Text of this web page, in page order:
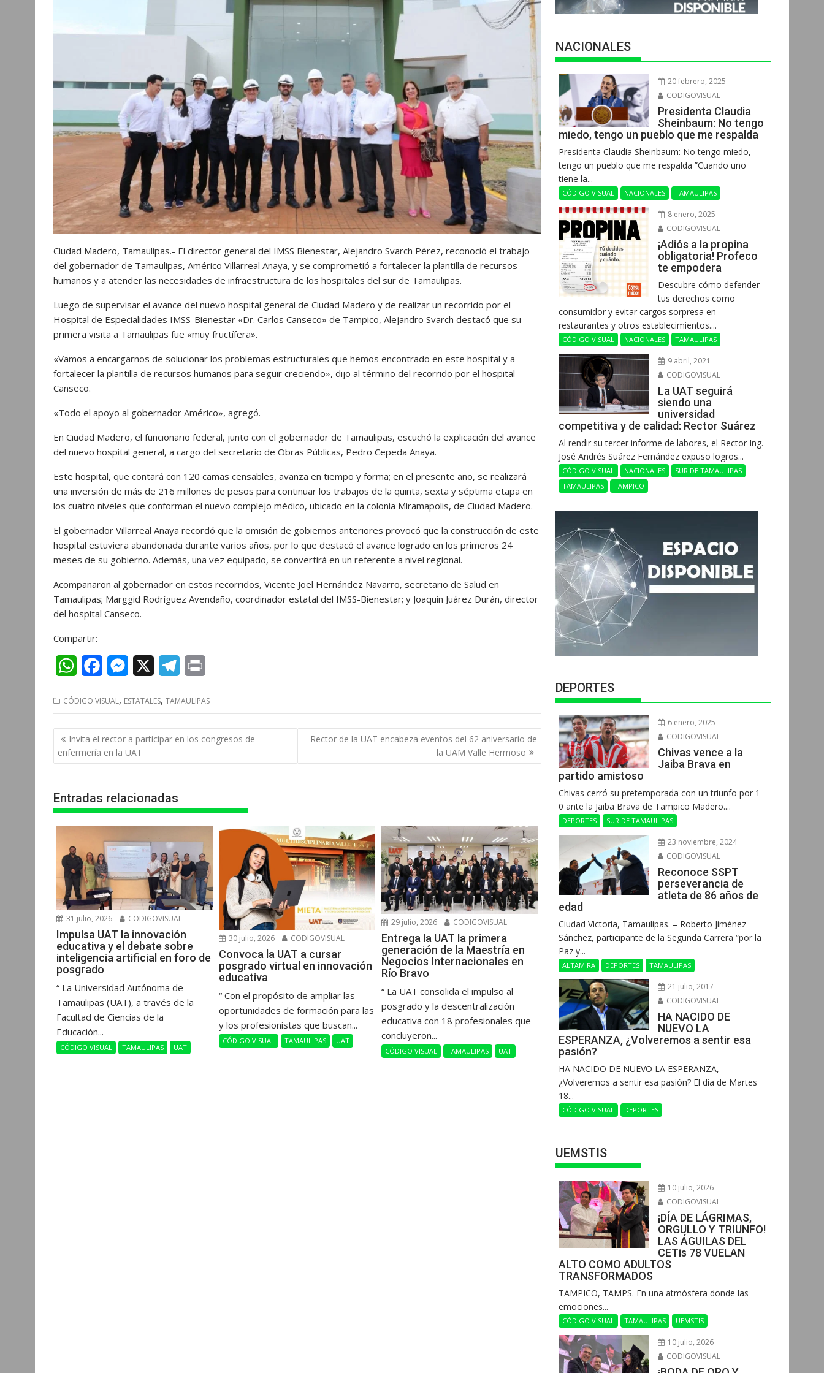
Ciudad Madero, Tamaulipas.- El director general del IMSS Bienestar, Alejandro Svarch Pérez, reconoció el trabajo
del gobernador de Tamaulipas, Américo Villarreal Anaya, y se comprometió a fortalecer la plantilla de recursos
humanos y a atender las necesidades de infraestructura de los hospitales del sur de Tamaulipas.
Luego de supervisar el avance del nuevo hospital general de Ciudad Madero y de realizar un recorrido por el
Hospital de Especialidades IMSS-Bienestar «Dr. Carlos Canseco» de Tampico, Alejandro Svarch destacó que su
primera visita a Tamaulipas fue «muy fructífera».
«Vamos a encargarnos de solucionar los problemas estructurales que hemos encontrado en este hospital y a
fortalecer la plantilla de recursos humanos para seguir creciendo», dijo al término del recorrido por el hospital
Canseco.
«Todo el apoyo al gobernador Américo», agregó.
En Ciudad Madero, el funcionario federal, junto con el gobernador de Tamaulipas, escuchó la explicación del avance
del nuevo hospital general, a cargo del secretario de Obras Públicas, Pedro Cepeda Anaya.
Este hospital, que contará con 120 camas censables, avanza en tiempo y forma; en el presente año, se realizará
una inversión de más de 216 millones de pesos para continuar los trabajos de la quinta, sexta y séptima etapa en
los cuatro niveles que conforman el nuevo complejo médico, ubicado en la colonia Miramapolis, de Ciudad Madero.
El gobernador Villarreal Anaya recordó que la omisión de gobiernos anteriores provocó que la construcción de este
hospital estuviera abandonada durante varios años, por lo que destacó el avance logrado en los primeros 24
meses de su gobierno. Además, una vez equipado, se convertirá en un referente a nivel regional.
Acompañaron al gobernador en estos recorridos, Vicente Joel Hernández Navarro, secretario de Salud en
Tamaulipas; Marggid Rodríguez Avendaño, coordinador estatal del IMSS-Bienestar; y Joaquín Juárez Durán, director
del hospital Canseco.
Compartir:
W
a
t
s
p
c
e
b
k
s
s
e
e
l
e
m
i
n
CÓDIGO VISUAL, ESTATALES, TAMAULIPAS
Navegación
de
entradas
Invita el rector a participar en los congresos de
enfermería en la UAT
Rector de la UAT encabeza eventos del 62 aniversario de
la UAM Valle Hermoso
Entradas relacionadas
31 julio, 2026 CODIGOVISUAL
Impulsa UAT la innovación
educativa y el debate sobre
inteligencia artificial en foro de
posgrado
“ La Universidad Autónoma de
Tamaulipas (UAT), a través de la
Facultad de Ciencias de la
Educación...
CÓDIGO VISUAL TAMAULIPAS UAT
30 julio, 2026 CODIGOVISUAL
Convoca la UAT a cursar
posgrado virtual en innovación
educativa
“ Con el propósito de ampliar las
oportunidades de formación para las
y los profesionistas que buscan...
CÓDIGO VISUAL TAMAULIPAS UAT
29 julio, 2026 CODIGOVISUAL
Entrega la UAT la primera
generación de la Maestría en
Negocios Internacionales en
Río Bravo
“ La UAT consolida el impulso al
posgrado y la descentralización
educativa con 18 profesionales que
concluyeron...
CÓDIGO VISUAL TAMAULIPAS UAT
NACIONALES
20 febrero, 2025
CODIGOVISUAL
Presidenta Claudia
Sheinbaum: No tengo
miedo, tengo un pueblo que me respalda
Presidenta Claudia Sheinbaum: No tengo miedo,
tengo un pueblo que me respalda ”Cuando uno
tiene la...
CÓDIGO VISUAL NACIONALES TAMAULIPAS
8 enero, 2025
CODIGOVISUAL
¡Adiós a la propina
obligatoria! Profeco
te empodera
Descubre cómo defender
tus derechos como
consumidor y evitar cargos sorpresa en
restaurantes y otros establecimientos....
CÓDIGO VISUAL NACIONALES TAMAULIPAS
9 abril, 2021
CODIGOVISUAL
La UAT seguirá
siendo una
universidad
competitiva y de calidad: Rector Suárez
Al rendir su tercer informe de labores, el Rector Ing.
José Andrés Suárez Fernández expuso logros...
CÓDIGO VISUAL NACIONALES
SUR DE TAMAULIPAS
TAMAULIPAS
TAMPICO
DEPORTES
6 enero, 2025
CODIGOVISUAL
Chivas vence a la
Jaiba Brava en
partido amistoso
Chivas cerró su pretemporada con un triunfo por 1-
0 ante la Jaiba Brava de Tampico Madero....
DEPORTES SUR DE TAMAULIPAS
23 noviembre, 2024
CODIGOVISUAL
Reconoce SSPT
perseverancia de
atleta de 86 años de
edad
Ciudad Victoria, Tamaulipas. – Roberto Jiménez
Sánchez, participante de la Segunda Carrera “por la
Paz y...
ALTAMIRA DEPORTES TAMAULIPAS
21 julio, 2017
CODIGOVISUAL
HA NACIDO DE
NUEVO LA
ESPERANZA, ¿Volveremos a sentir esa
pasión?
HA NACIDO DE NUEVO LA ESPERANZA,
¿Volveremos a sentir esa pasión? El día de Martes
18...
CÓDIGO VISUAL DEPORTES
UEMSTIS
10 julio, 2026
CODIGOVISUAL
¡DÍA DE LÁGRIMAS,
ORGULLO Y TRIUNFO!
LAS ÁGUILAS DEL
CETis 78 VUELAN
ALTO COMO ADULTOS
TRANSFORMADOS
​TAMPICO, TAMPS. En una atmósfera donde las
emociones...
CÓDIGO VISUAL TAMAULIPAS UEMSTIS
10 julio, 2026
CODIGOVISUAL